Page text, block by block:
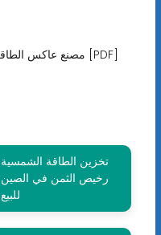
مصنع عاكس الطاقة الشمسية الهجينة رخيص الثمن للبيع [PDF]
تخزين الطاقة الشمسية
رخيص الثمن في الصين
للبيع